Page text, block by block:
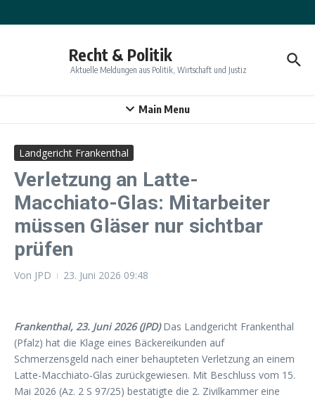
Recht & Politik
Aktuelle Meldungen aus Politik, Wirtschaft und Justiz
Main Menu
Landgericht Frankenthal
Verletzung an Latte-
Macchiato-Glas: Mitarbeiter
müssen Gläser nur sichtbar
prüfen
Von JPD 23. Juni 2026 09:48
Frankenthal, 23. Juni 2026 (JPD)Das Landgericht Frankenthal
(Pfalz) hat die Klage eines Bäckereikunden auf
Schmerzensgeld nach einer behaupteten Verletzung an einem
Latte-Macchiato-Glas zurückgewiesen. Mit Beschluss vom 15.
Mai 2026 (Az. 2 S 97/25) bestätigte die 2. Zivilkammer eine